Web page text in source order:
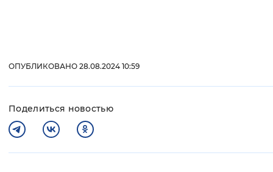
ОПУБЛИКОВАНО 28.08.2024 10:59
Поделиться новостью